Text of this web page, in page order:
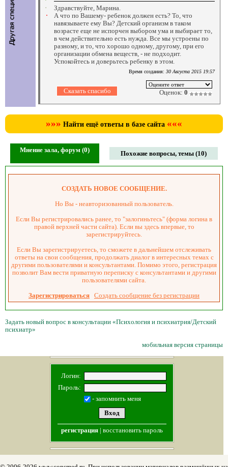
Здравствуйте, Марина.
А что по Вашему- ребенок должен есть? То, что
навязываете ему Вы? Детский организм в таком
возрасте еще не испорчен выбором ума и выбирает то,
в чем действительно есть нужда. Все мы устроены по
разному, и то, что хорошо одному, другому, при его
организации обмена веществ, - не подходит.
Успокойтесь и доверьтесь ребенку в этом.
Время создания: 30 Августа 2015 19:57
Оценок: 0
»»» Найти ещё ответы в базе сайта «««
Мнение зала, форум (0) Похожие вопросы, темы (10)
СОЗДАТЬ НОВОЕ СООБЩЕНИЕ.
Но Вы - неавторизованный пользователь.
Если Вы регистрировались ранее, то "залогиньтесь" (форма логина в
правой верхней части сайта). Если вы здесь впервые, то
зарегистрируйтесь.
Если Вы зарегистрируетесь, то сможете в дальнейшем отслеживать
ответы на свои сообщения, продолжать диалог в интересных темах с
другими пользователями и консультантами. Помимо этого, регистрация
позволит Вам вести приватную переписку с консультантами и другими
пользователями сайта.
Зарегистрироваться Создать сообщение без регистрации
Задать новый вопрос в консультации «Психология и психиатрия/Детский
психиатр»
мобильная версия страницы
Логин:
Пароль:
- запомнить меня
регистрация| восстановить пароль